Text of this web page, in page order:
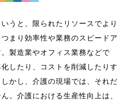
うと、限られたリソースでより
まり効率性や業務のスピードア
製造業やオフィス業務などで
したり、コストを削減したりす
かし、介護の現場では、それだ
。介護における生産性向上は、